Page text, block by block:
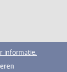
informatie.